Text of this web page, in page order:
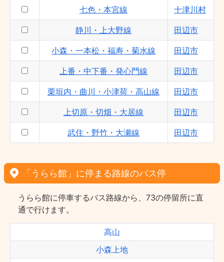
七色・本宮線 十津川村
静川・上大野線 田辺市
小森・一本松・福寿・菊水線 田辺市
上番・中下番・発心門線 田辺市
栗垣内・曲川・小津荷・高山線 田辺市
上切原・切畑・大居線 田辺市
武住・野竹・大瀬線 田辺市
「うらら館」に停まる路線のバス停
うらら館に停車するバス路線から、73の停留所に直
通で行けます。
高山
小森上地